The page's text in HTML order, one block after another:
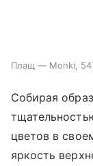
Плащ — Monki,
Собирая
цветов в
яркость